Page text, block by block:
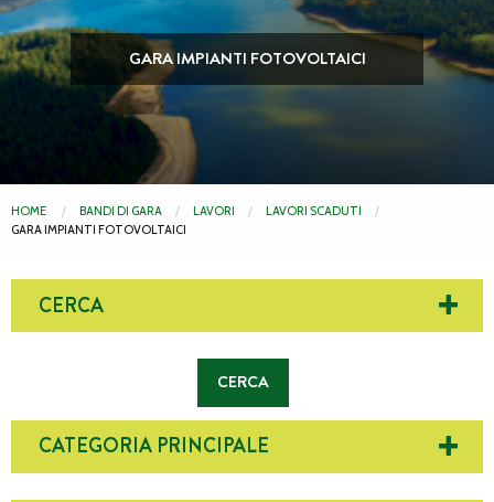
GARA IMPIANTI FOTOVOLTAICI
HOME BANDI DI GARA LAVORI
LAVORI SCADUTI
GARA IMPIANTI FOTOVOLTAICI
CERCA
CATEGORIA PRINCIPALE